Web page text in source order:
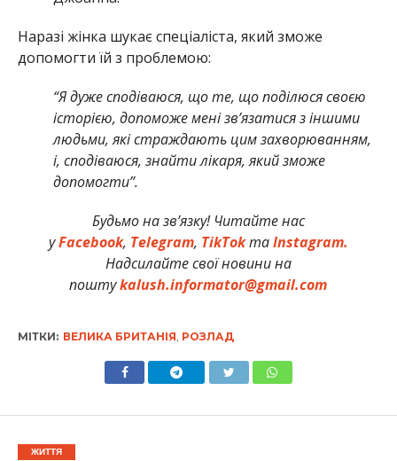
Наразі жінка шукає спеціаліста, який зможе
допомогти їй з проблемою:
“Я дуже сподіваюся, що те, що поділюся своєю
історією, допоможе мені зв’язатися з іншими
людьми, які страждають цим захворюванням,
і, сподіваюся, знайти лікаря, який зможе
допомогти”.
Будьмо на зв’язку! Читайте нас
уFacebook, Telegram, TikTokтаInstagram.
Надсилайте свої новини на
поштуkalush.informator@gmail.com
МІТКИ: ВЕЛИКА БРИТАНІЯ РОЗЛАД
ЖИТТЯ